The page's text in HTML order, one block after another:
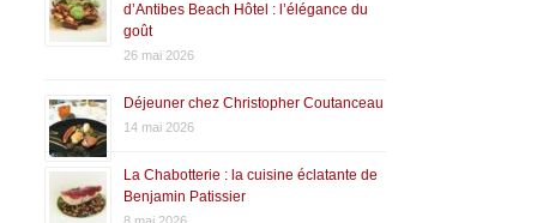
d’Antibes Beach Hôtel : l’élégance du
goût
26 mai 2026
Déjeuner chez Christopher Coutanceau
14 mai 2026
La Chabotterie : la cuisine éclatante de
Benjamin Patissier